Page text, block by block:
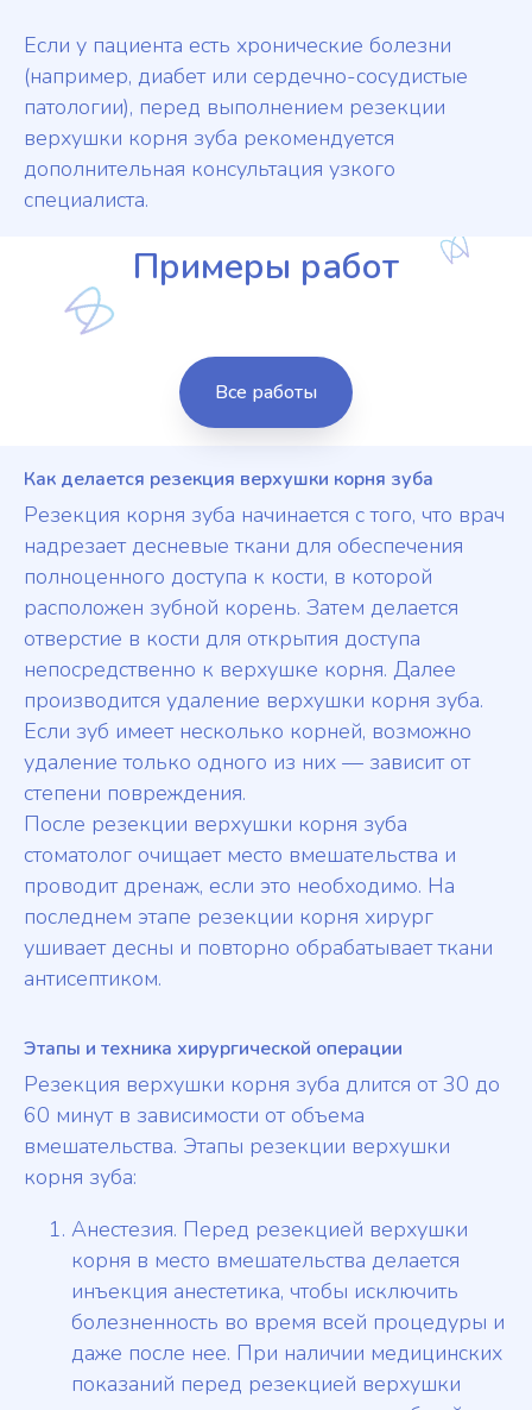
Если у пациента есть хронические болезни
(например, диабет или сердечно-сосудистые
патологии), перед выполнением резекции
верхушки корня зуба рекомендуется
дополнительная консультация узкого
специалиста.
Примеры работ
Все работы
Как делается резекция верхушки корня зуба
Резекция корня зуба начинается с того, что врач
надрезает десневые ткани для обеспечения
полноценного доступа к кости, в которой
расположен зубной корень. Затем делается
отверстие в кости для открытия доступа
непосредственно к верхушке корня. Далее
производится удаление верхушки корня зуба.
Если зуб имеет несколько корней, возможно
удаление только одного из них — зависит от
степени повреждения.
После резекции верхушки корня зуба
стоматолог очищает место вмешательства и
проводит дренаж, если это необходимо. На
последнем этапе резекции корня хирург
ушивает десны и повторно обрабатывает ткани
антисептиком.
Этапы и техника хирургической операции
Резекция верхушки корня зуба длится от 30 до
60 минут в зависимости от объема
вмешательства. Этапы резекции верхушки
корня зуба:
Анестезия. Перед резекцией верхушки
корня в место вмешательства делается
инъекция анестетика, чтобы исключить
болезненность во время всей процедуры и
даже после нее. При наличии медицинских
показаний перед резекцией верхушки